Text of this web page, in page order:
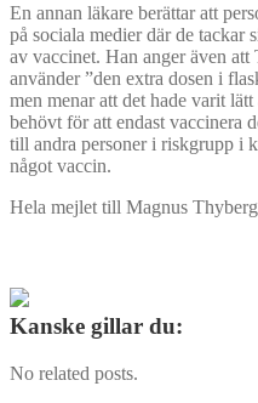
En annan läkare berättar att
på sociala medier där de tackar
av vaccinet. Han anger även att
använder ”den extra dosen i
men menar att det hade varit
behövt för att endast vaccinera
till andra personer i riskgrupp i
något vaccin.
Hela mejlet till Magnus
Kanske gillar du:
No related posts.